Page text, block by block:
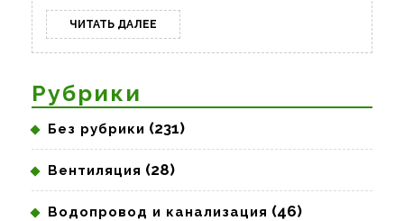
ЧИТАТЬ ДАЛЕЕ ЧИТАТЬ
ДАЛЕЕ
Рубрики
Без рубрики (231)
Вентиляция (28)
Водопровод и канализация (46)